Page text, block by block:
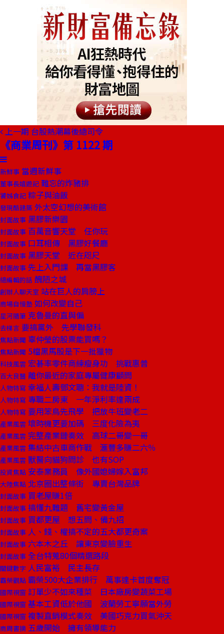
上一期 台股熱潮幕後總司令
《商業周刊》第 1122 期
新鮮事 當週新鮮事
董事長嬉遊記 難忘的炸豬排
饕姊食記 粽子與油飯
發現酷建築 外太空幻想的美術館
封面故事 黑膠新樂園
封面故事 百萬音響天堂 任你玩
封面故事 口耳相傳 黑膠好餐廳
封面故事 黑膠天堂 近在咫尺
封面故事 先上入門課 再當黑膠客
總編輯的話 醜陋之城
創辦人聊天室 站在巨人的肩膀上
商場自慢塾 如何改變自己
星河隨筆 克魯曼的直與偏
去梯言 要搞黨外 先學聯發科
焦點新聞 辜仲瑩的股票能買嗎？
焦點新聞 5檔黑馬股是下一批獵物
科技風雲 宏碁率零件商練瘦身功 挑戰惠普
百大良醫 離你最近的家庭專屬健康顧問
人物特寫 幸福人壽鄧文聰：我就是陸資！
人物特寫 專職二房東 一年淨利率達兩成
人物特寫 要用笨鳥先飛學 把放牛班變老二
產業風雲 壞時機更要加碼 三度化險為夷
產業風雲 完整產業鏈奏效 高球二哥變一哥
產業風雲 集結中古車商作戰 滙豐多賺二六％
產業風雲 獸醫向貓狗問診 也有SOP
投資焦點 安泰業務員 像外國媳婦嫁入富邦
大陸焦點 北京圈出整條街 專賣台灣品牌
封面故事 買老屋賺1倍
封面故事 搞懂九難題 舊宅變黃金屋
封面故事 買都更屋 想五問、備九招
封面故事 人、錢、權搞不定的五大都更奇案
封面故事 六本木之丘 讓東京變臉重生
封面故事 全台特蒐80個精選路段
關鍵數字 人民富裕 民主長存
霸榮觀點 霸榮500大企業排行 萬事達卡首度奪冠
國際視窗 訂單少不如來種菜 日本廠房變蔬菜工場
國際視窗 基本工資低於他國 波蘭勞工寧願當外勞
國際視窗 複製直銷模式奏效 美國巧克力買氣沖天
商周書摘 五歲開始 擁有領導能力